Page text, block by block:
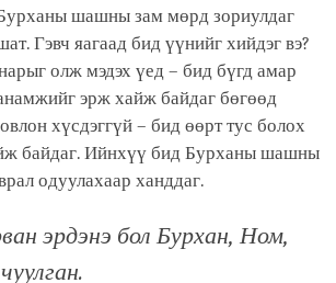
шашны зам мөрд зориулдаг
Гэвч яагаад бид үүнийг хийдэг вэ?
олж мэдэх үед – бид бүгд амар
эрж хайж байдаг бөгөөд
хүсдэггүй – бид өөрт тус болох
байдаг. Ийнхүү бид Бурханы шашны
одуулахаар ханддаг.
эрдэнэ бол Бурхан, Ном,